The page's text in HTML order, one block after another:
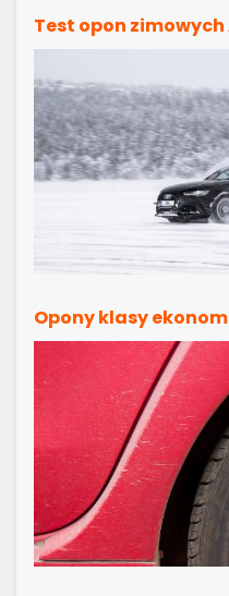
Test opon zimowych
Opony klasy